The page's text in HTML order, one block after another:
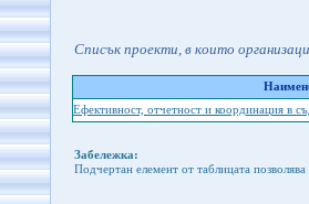
Списък проекти, в които
Ефективност, отчетност и координация в
Забележка:
Подчертан елемент от таблицата